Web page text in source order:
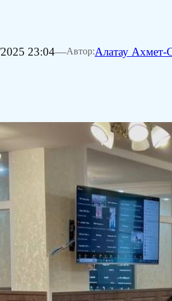
23:04—Автор:Алатау Ахмет-